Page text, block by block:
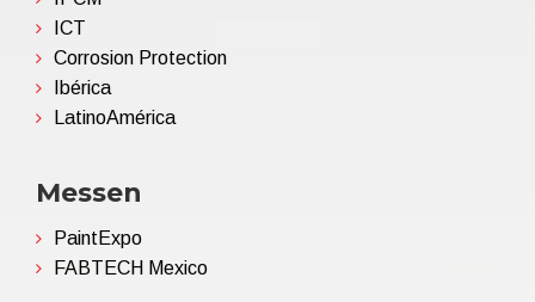
ICT
Corrosion Protection
Ibérica
LatinoAmérica
Messen
PaintExpo
FABTECH Mexico